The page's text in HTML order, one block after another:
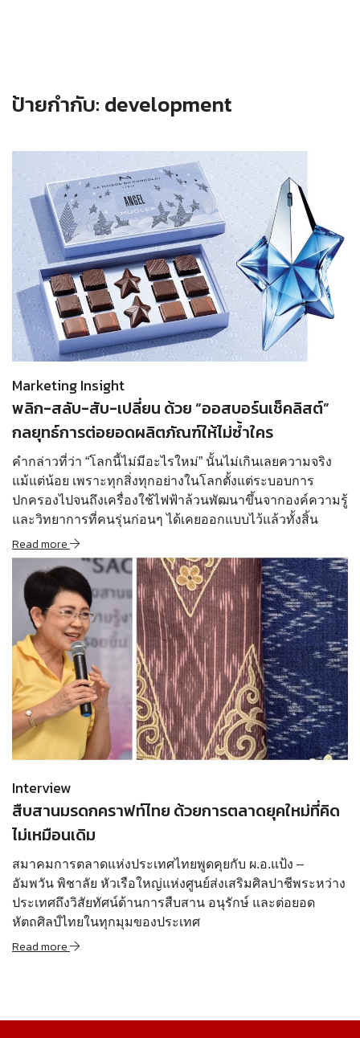
ป้ายกำกับ: development
Read more
Marketing Insight
พลิก-สลับ-สับ-เปลี่ยน ด้วย “ออสบอร์นเช็คลิสต์”
กลยุทธ์การต่อยอดผลิตภัณฑ์ให้ไม่ซ้ำใคร
คำกล่าวที่ว่า “โลกนี้ไม่มีอะไรใหม่” นั้นไม่เกินเลยความจริง
แม้แต่น้อย เพราะทุกสิ่งทุกอย่างในโลกตั้งแต่ระบอบการ
ปกครองไปจนถึงเครื่องใช้ไฟฟ้าล้วนพัฒนาขึ้นจากองค์ความรู้
และวิทยาการที่คนรุ่นก่อนๆ ได้เคยออกแบบไว้แล้วทั้งสิ้น
Read more
Read more
Interview
สืบสานมรดกคราฟท์ไทย ด้วยการตลาดยุคใหม่ที่คิด
ไม่เหมือนเดิม
สมาคมการตลาดแห่งประเทศไทยพูดคุยกับ ผ.อ.แป้ง –
อัมพวัน พิชาลัย หัวเรือใหญ่แห่งศูนย์ส่งเสริมศิลปาชีพระหว่าง
ประเทศถึงวิสัยทัศน์ด้านการสืบสาน อนุรักษ์ และต่อยอด
หัตถศิลป์ไทยในทุกมุมของประเทศ
Read more